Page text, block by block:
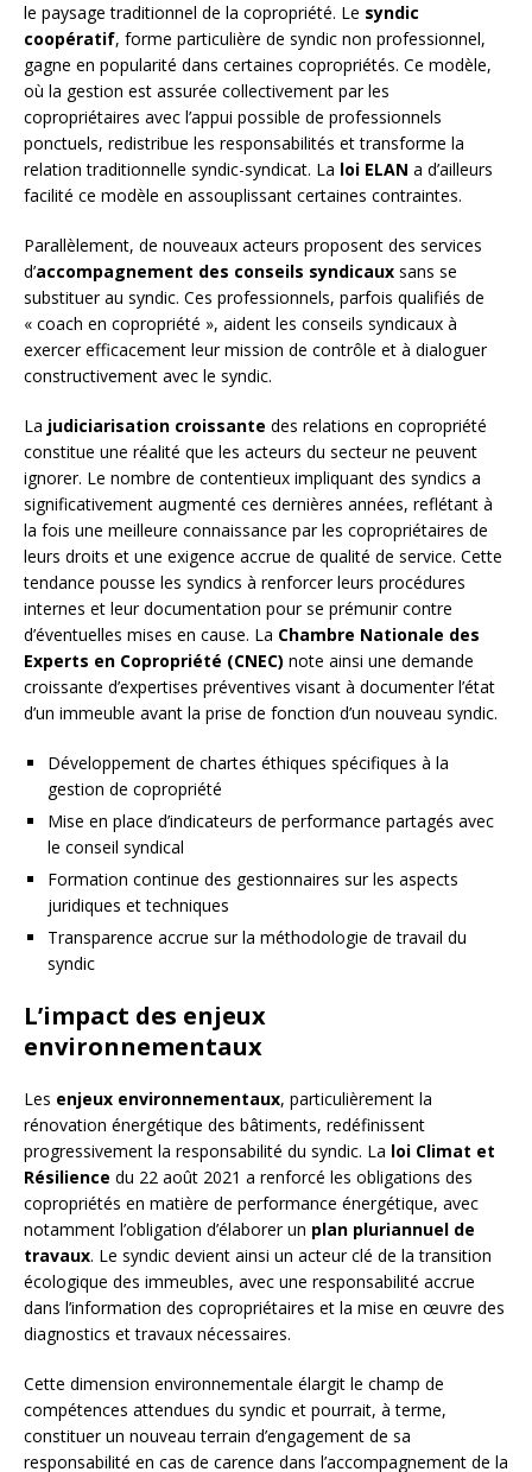
le paysage traditionnel de la copropriété. Le syndic
coopératif, forme particulière de syndic non professionnel,
gagne en popularité dans certaines copropriétés. Ce modèle,
où la gestion est assurée collectivement par les
copropriétaires avec l’appui possible de professionnels
ponctuels, redistribue les responsabilités et transforme la
relation traditionnelle syndic-syndicat. La loi ELAN a d’ailleurs
facilité ce modèle en assouplissant certaines contraintes.
Parallèlement, de nouveaux acteurs proposent des services
d’accompagnement des conseils syndicaux sans se
substituer au syndic. Ces professionnels, parfois qualifiés de
« coach en copropriété », aident les conseils syndicaux à
exercer efficacement leur mission de contrôle et à dialoguer
constructivement avec le syndic.
La judiciarisation croissante des relations en copropriété
constitue une réalité que les acteurs du secteur ne peuvent
ignorer. Le nombre de contentieux impliquant des syndics a
significativement augmenté ces dernières années, reflétant à
la fois une meilleure connaissance par les copropriétaires de
leurs droits et une exigence accrue de qualité de service. Cette
tendance pousse les syndics à renforcer leurs procédures
internes et leur documentation pour se prémunir contre
d’éventuelles mises en cause. La Chambre Nationale des
Experts en Copropriété (CNEC) note ainsi une demande
croissante d’expertises préventives visant à documenter l’état
d’un immeuble avant la prise de fonction d’un nouveau syndic.
Développement de chartes éthiques spécifiques à la
gestion de copropriété
Mise en place d’indicateurs de performance partagés avec
le conseil syndical
Formation continue des gestionnaires sur les aspects
juridiques et techniques
Transparence accrue sur la méthodologie de travail du
syndic
L’impact des enjeux
environnementaux
Les enjeux environnementaux, particulièrement la
rénovation énergétique des bâtiments, redéfinissent
progressivement la responsabilité du syndic. La loi Climat et
Résilience du 22 août 2021 a renforcé les obligations des
copropriétés en matière de performance énergétique, avec
notamment l’obligation d’élaborer un plan pluriannuel de
travaux. Le syndic devient ainsi un acteur clé de la transition
écologique des immeubles, avec une responsabilité accrue
dans l’information des copropriétaires et la mise en œuvre des
diagnostics et travaux nécessaires.
Cette dimension environnementale élargit le champ de
compétences attendues du syndic et pourrait, à terme,
constituer un nouveau terrain d’engagement de sa
responsabilité en cas de carence dans l’accompagnement de la